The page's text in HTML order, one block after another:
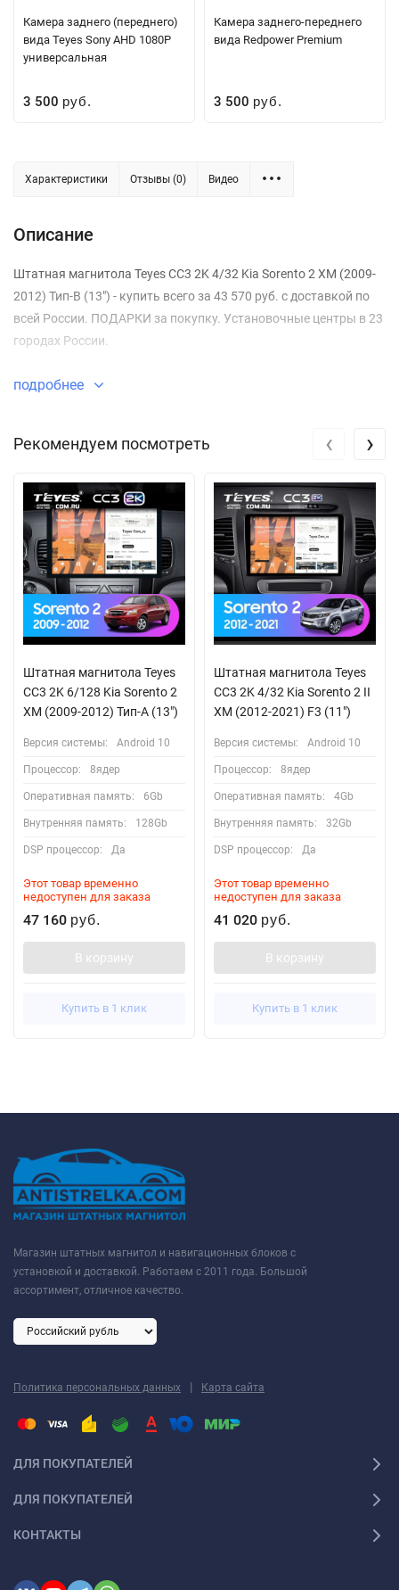
Камера заднего (переднего)
вида Teyes Sony AHD 1080P
универсальная
3 500 руб.
Камера заднего-переднего
вида Redpower Premium
3 500 руб.
Характеристики Отзывы (0) Видео
Описание
Штатная магнитола Teyes CC3 2K 4/32 Kia Sorento 2 XM (2009-
2012) Тип-B (13") - купить всего за 43 570 руб. с доставкой по
всей России. ПОДАРКИ за покупку. Установочные центры в 23
городах России.
подробнее
Рекомендуем посмотреть
Штатная магнитола Teyes
CC3 2K 6/128 Kia Sorento 2
XM (2009-2012) Тип-A (13")
Версия системы: Android 10
Процессор: 8ядер
Оперативная память: 6Gb
Внутренняя память: 128Gb
DSP процессор: Да
Этот товар временно
недоступен для заказа
47 160 руб.
В корзину
Купить в 1 клик
Штатная магнитола Teyes
CC3 2K 4/32 Kia Sorento 2 II
XM (2012-2021) F3 (11")
Версия системы: Android 10
Процессор: 8ядер
Оперативная память: 4Gb
Внутренняя память: 32Gb
DSP процессор: Да
Этот товар временно
недоступен для заказа
41 020 руб.
В корзину
Купить в 1 клик
‹ ›
Магазин штатных магнитол и навигационных блоков с
установкой и доставкой. Работаем с 2011 года. Большой
ассортимент, отличное качество.
Политика персональных данных | Карта сайта
ДЛЯ ПОКУПАТЕЛЕЙ
ДЛЯ ПОКУПАТЕЛЕЙ
КОНТАКТЫ